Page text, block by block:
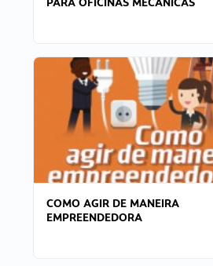
COMO AGIR DE MANEIRA
EMPREENDEDORA